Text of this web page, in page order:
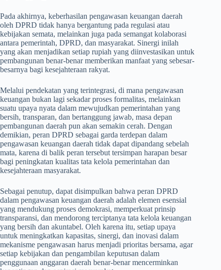
Pada akhirnya, keberhasilan pengawasan keuangan daerah
oleh DPRD tidak hanya bergantung pada regulasi atau
kebijakan semata, melainkan juga pada semangat kolaborasi
antara pemerintah, DPRD, dan masyarakat. Sinergi inilah
yang akan menjadikan setiap rupiah yang diinvestasikan untuk
pembangunan benar-benar memberikan manfaat yang sebesar-
besarnya bagi kesejahteraan rakyat.
Melalui pendekatan yang terintegrasi, di mana pengawasan
keuangan bukan lagi sekadar proses formalitas, melainkan
suatu upaya nyata dalam mewujudkan pemerintahan yang
bersih, transparan, dan bertanggung jawab, masa depan
pembangunan daerah pun akan semakin cerah. Dengan
demikian, peran DPRD sebagai garda terdepan dalam
pengawasan keuangan daerah tidak dapat dipandang sebelah
mata, karena di balik peran tersebut tersimpan harapan besar
bagi peningkatan kualitas tata kelola pemerintahan dan
kesejahteraan masyarakat.
Sebagai penutup, dapat disimpulkan bahwa peran DPRD
dalam pengawasan keuangan daerah adalah elemen esensial
yang mendukung proses demokrasi, memperkuat prinsip
transparansi, dan mendorong terciptanya tata kelola keuangan
yang bersih dan akuntabel. Oleh karena itu, setiap upaya
untuk meningkatkan kapasitas, sinergi, dan inovasi dalam
mekanisme pengawasan harus menjadi prioritas bersama, agar
setiap kebijakan dan pengambilan keputusan dalam
penggunaan anggaran daerah benar-benar mencerminkan